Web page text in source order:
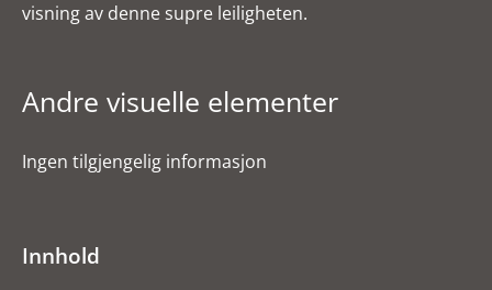
visning av denne supre leiligheten.
Andre visuelle elementer
Ingen tilgjengelig informasjon
Innhold